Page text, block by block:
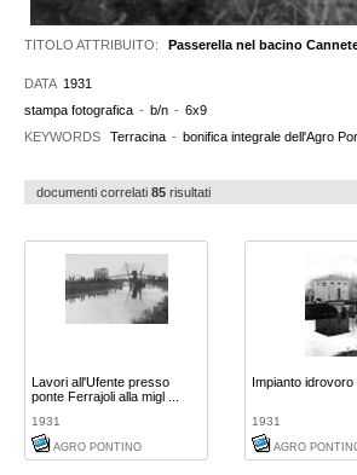
TITOLO ATTRIBUITO: Passerella nel bacino
DATA 1931
stampa fotografica - b/n - 6x9
KEYWORDS
Terracina - bonifica integrale dell'Agro
documenti correlati 85 risultati
Lavori all'Ufente presso
ponte Ferrajoli alla migl ...
1931
AGRO PONTINO
Impianto idrovoro
1931
AGRO